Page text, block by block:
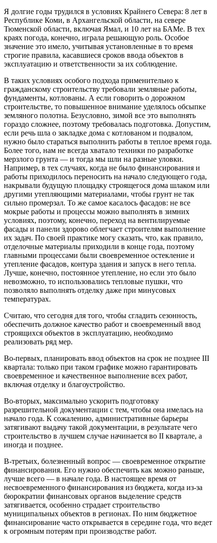
Я долгие годы трудился в условиях Крайнего Севера: 8 лет в
Республике Коми, в Архангельской области, на севере
Тюменской области, включая Ямал, и 10 лет на БАМе. В тех
краях погода, конечно, играла решающую роль. Особое
значение это имело, учитывая установленные в то время
строгие правила, касавшиеся сроков ввода объектов в
эксплуатацию и ответственности за их соблюдение.
В таких условиях особого подхода применительно к
гражданскому строительству требовали земляные работы,
фундаменты, котлованы. А если говорить о дорожном
строительстве, то повышенное внимание уделялось обсыпке
земляного полотна. Безусловно, зимой все это выполнять
гораздо сложнее, поэтому требовалась подготовка. Допустим,
если речь шла о закладке дома с котлованом и подвалом,
нужно было стараться выполнить работы в теплое время года.
Более того, нам не всегда хватало техники по разработке
мерзлого грунта — и тогда мы шли на разные уловки.
Например, в тех случаях, когда не было финансирования и
работы приходилось переносить на начало следующего года,
накрывали будущую площадку строящегося дома шлаком или
другими утепляющими материалами, чтобы грунт не так
сильно промерзал. То же самое касалось фасадов: не все
мокрые работы и процессы можно выполнять в зимних
условиях, поэтому, конечно, переход на вентилируемые
фасады и панели здорово облегчает строителям выполнение
их задач. По своей практике могу сказать, что, как правило,
отделочные материалы приходили в конце года, поэтому
главными процессами были своевременное остекление и
утепление фасадов, контура здания и запуск в него тепла.
Лучше, конечно, постоянное утепление, но если это было
невозможно, то использовались тепловые пушки, что
позволяло выполнять отделку даже при минусовых
температурах.
Считаю, что сегодня для того, чтобы сгладить сезонность,
обеспечить должное качество работ и своевременный ввод
строящихся объектов в эксплуатацию, необходимо
реализовать ряд мер.
Во-первых, планировать ввод объектов на срок не позднее III
квартала: только при таком графике можно гарантировать
своевременное и качественное выполнение всех работ,
включая отделку и благоустройство.
Во-вторых, максимально ускорить подготовку
разрешительной документации с тем, чтобы она имелась на
начало года. К сожалению, административные барьеры
затягивают выдачу такой документации, в результате чего
строительство в лучшем случае начинается во II квартале, а
иногда и позднее.
В-третьих, болезненный вопрос — своевременное открытие
финансирования. Его нужно обеспечить как можно раньше,
лучше всего — в начале года. В настоящее время от
несвоевременного финансирования из бюджета, когда из-за
бюрократии финансовых органов выделение средств
затягивается, особенно страдает строительство
муниципальных объектов в регионах. По ним бюджетное
финансирование часто открывается в середине года, что ведет
к огромным потерям при производстве работ.